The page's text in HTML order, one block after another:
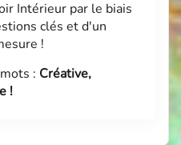
Intérieur par le biais
clés et d'un
!
: Créative,
!